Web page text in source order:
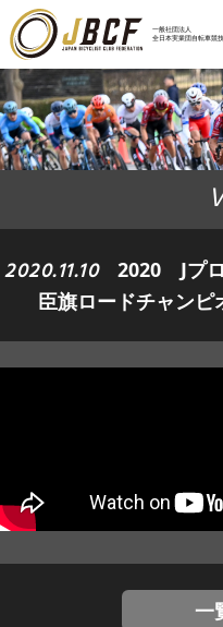
一般社団法人
全日本実業団自転車競
レ
ラ
チ
競
エ
2020.11.10
2020 Jプ
臣旗ロードチャン
一